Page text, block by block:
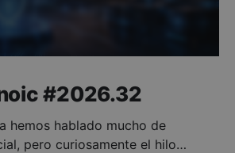
#2026.32
pero curiosamente el hilo